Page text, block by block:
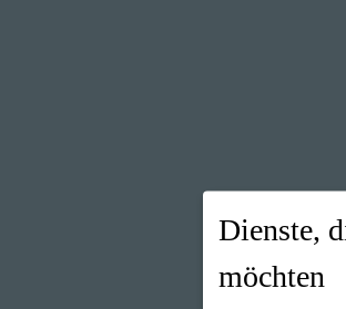
Dienste,
möchten